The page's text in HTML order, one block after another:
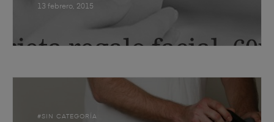
13 febrero, 2015
SIN CATEGORÍA